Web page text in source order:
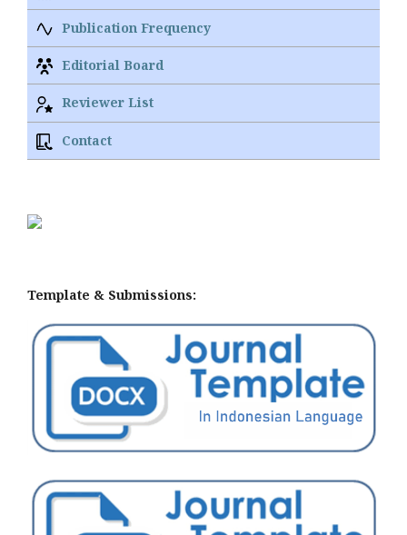
Publication Frequency
Editorial Board
Reviewer List
Contact
Template & Submissions: